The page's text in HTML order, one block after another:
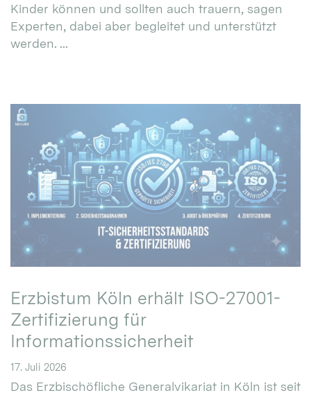
Kinder können und sollten auch trauern, sagen
Experten, dabei aber begleitet und unterstützt
werden. ...
Erzbistum Köln erhält ISO-27001-
Zertifizierung für
Informationssicherheit
17. Juli 2026
Das Erzbischöfliche Generalvikariat in Köln ist seit